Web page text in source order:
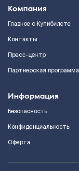
Компания
Главное о Купибилете
Контакты
Пресс-центр
Партнерская программа
Информация
Безопасность
Конфиденциальность
Оферта